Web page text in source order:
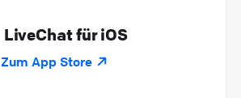
LiveChat für iOS
Zum App Store